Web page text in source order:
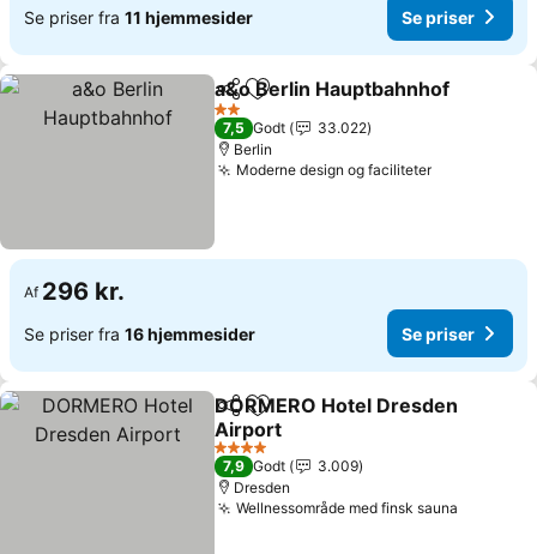
Se priser fra 11 hjemmesider Se priser
Del Føj til favoritter
a&o Berlin Hauptbahnhof
2 Stjerner
7,5 Godt
33.022
Berlin
Moderne design og faciliteter
Af 296 kr.
Se priser fra 16 hjemmesider Se priser
Del Føj til favoritter
DORMERO Hotel Dresden
Airport
4 Stjerner
7,9 Godt
3.009
Dresden
Wellnessområde med finsk sauna